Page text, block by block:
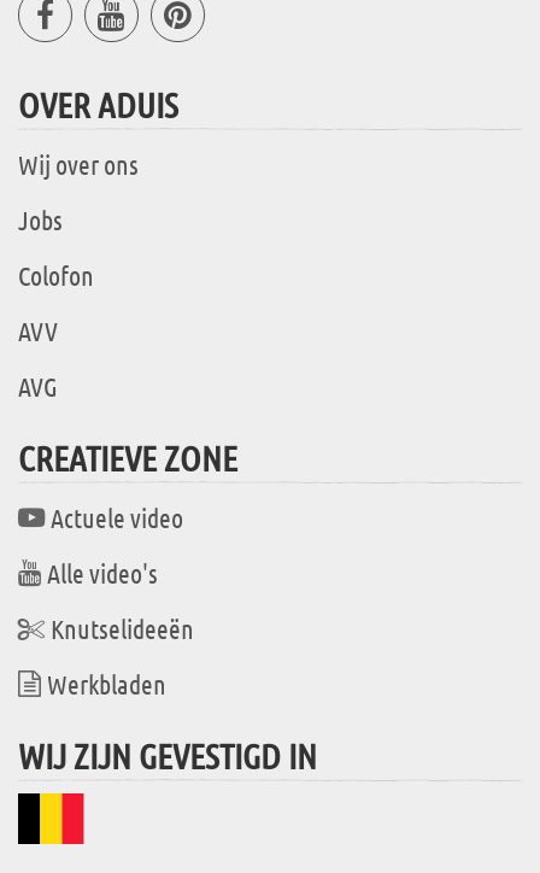
OVER ADUIS
Wij over ons
Jobs
Colofon
AVV
AVG
CREATIEVE ZONE
Actuele video
Alle video's
Knutselideeën
Werkbladen
WIJ ZIJN GEVESTIGD IN